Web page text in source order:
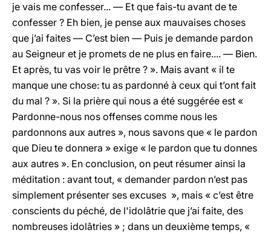
je vais me confesser... — Et que fais-tu avant de te
confesser ? Eh bien, je pense aux mauvaises choses
que j’ai faites — C’est bien — Puis je demande pardon
au Seigneur et je promets de ne plus en faire.... — Bien.
Et après, tu vas voir le prêtre ? ». Mais avant « il te
manque une chose: tu as pardonné à ceux qui t’ont fait
du mal ? ». Si la prière qui nous a été suggérée est «
Pardonne-nous nos offenses comme nous les
pardonnons aux autres », nous savons que « le pardon
que Dieu te donnera » exige « le pardon que tu donnes
aux autres ». En conclusion, on peut résumer ainsi la
méditation : avant tout, « demander pardon n’est pas
simplement présenter ses excuses », mais « c’est être
conscients du péché, de l'idolâtrie que j’ai faite, des
nombreuses idolâtries » ; dans un deuxième temps, «